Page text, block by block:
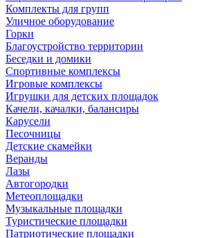
Комплекты для групп
Уличное оборудование
Горки
Благоустройство территории
Беседки и домики
Спортивные комплексы
Игровые комплексы
Игрушки для детских площадок
Качели, качалки, балансиры
Карусели
Песочницы
Детские скамейки
Веранды
Лазы
Автогородки
Метеоплощадки
Музыкальные площадки
Туристические площадки
Патриотические площадки